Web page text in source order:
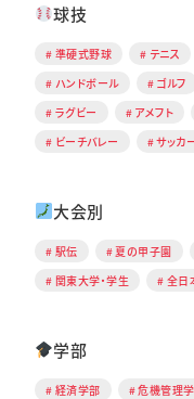
球技
準硬式野球 テニス
ハンドボール
ゴルフ
ラグビー
アメフト
ビーチバレー
サッカ
大会別
駅伝 夏の甲子園
関東大学・学生
全日
学部
経済学部 危機管理